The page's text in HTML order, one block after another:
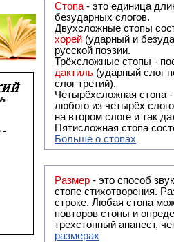
Стопа - это единица
безударных слогов.
Двухсложные стопы
хорей (ударный и
русской поэзии.
Трёхсложные стопы -
дактиль (ударный слог
слог третий).
Четырёхсложная стопа
любого из четырёх
на втором слоге и так
Пятисложная стопа
Больше о стопах
Размер - это способ
стопе стихотворения.
строке. Любая стопа
повторов стопы и
трехстопный анапест,
размерах